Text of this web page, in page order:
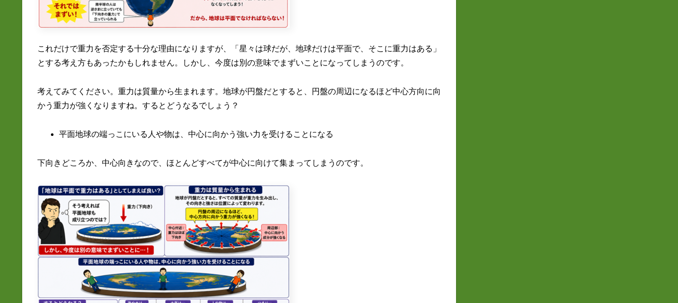
これだけで重力を否定する十分な理由になりますが、「星々は球だが、地球だけは平面で、そこに重力はある」
とする考え方もあったかもしれません。しかし、今度は別の意味でまずいことになってしまうのです。
考えてみてください。重力は質量から生まれます。地球が円盤だとすると、円盤の周辺になるほど中心方向に向
かう重力が強くなりますね。するとどうなるでしょう？
平面地球の端っこにいる人や物は、中心に向かう強い力を受けることになる
下向きどころか、中心向きなので、ほとんどすべてが中心に向けて集まってしまうのです。